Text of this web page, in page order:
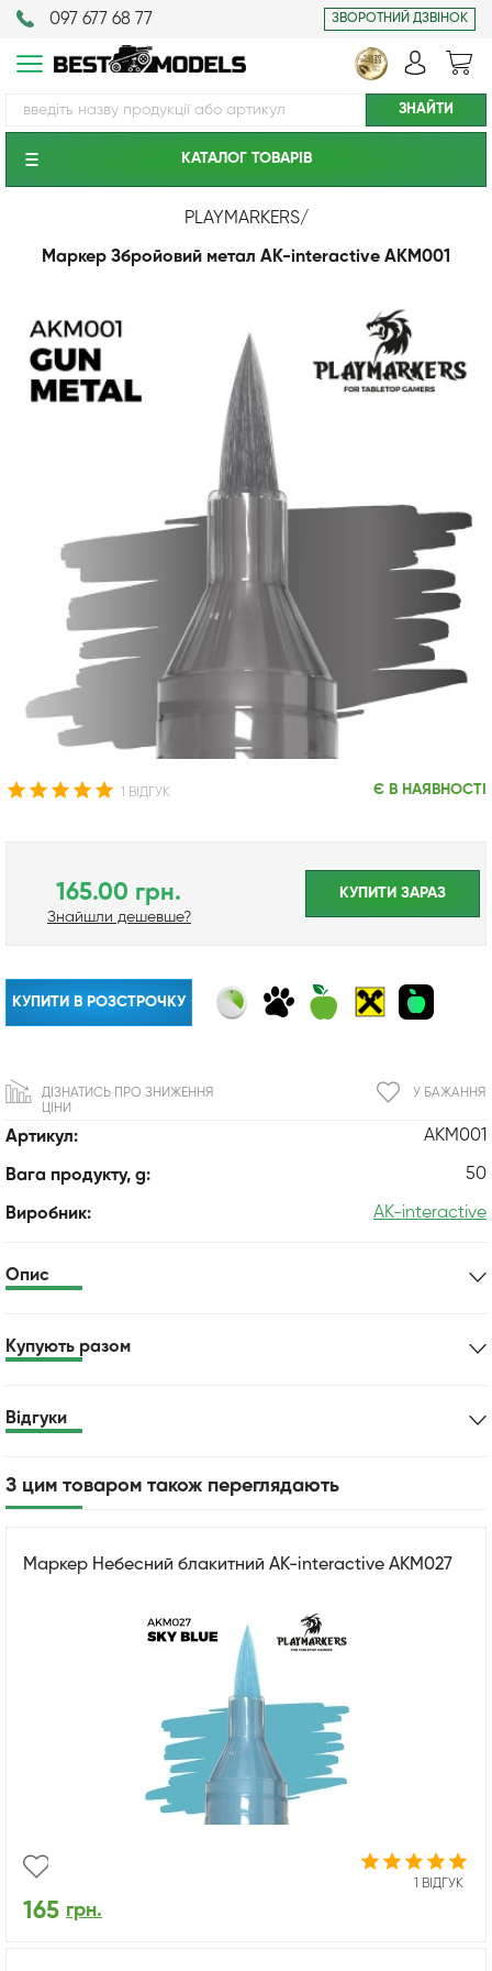
097 677 68 77 ЗВОРОТНИЙ ДЗВІНОК
КАТАЛОГ ТОВАРIВ
PLAYMARKERS/
Маркер Збройовий метал AK-interactive AKM001
1 ВІДГУК Є В НАЯВНОСТІ
Артикул: AKM001
Вага продукту, g: 50
Виробник: AK-interactive
165.00 грн.
Знайшли дешевше?
КУПИТИ ЗАРАЗ
КУПИТИ В РОЗСТРОЧКУ
У БАЖАННЯ
ДІЗНАТИСЬ ПРО ЗНИЖЕННЯ
ЦІНИ
Опис
Купують разом
Відгуки
З цим товаром також переглядають
Маркер Небесний блакитний AK-interactive AKM027
1 ВІДГУК
165 грн.